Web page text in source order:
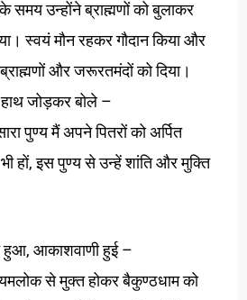
के समय उन्होंने ब्राह्मणों को बुलाकर
स्वयं मौन रहकर गौदान किया और
ब्राह्मणों और जरूरतमंदों को दिया।
हाथ जोड़कर बोले –
पुण्य मैं अपने पितरों को अर्पित
भी हों,इस पुण्य से उन्हें शांति और मुक्ति
हुआ,आकाशवाणी हुई–
से मुक्त होकर बैकुण्ठधाम को